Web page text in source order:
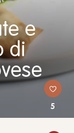
e
di
5